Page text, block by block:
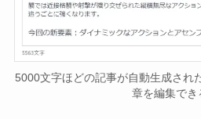
5000文字ほどの記事が自動生成され
章を編集でき